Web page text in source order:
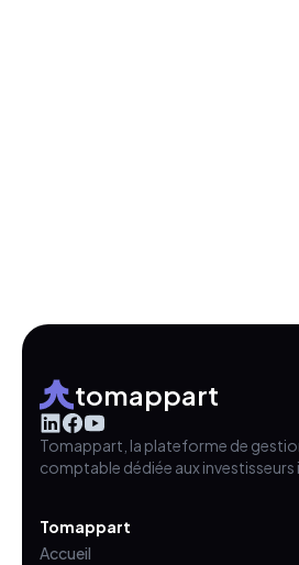
tomappart
Tomappart, la plateforme de
comptable dédiée aux investisseurs
Tomappart
Accueil